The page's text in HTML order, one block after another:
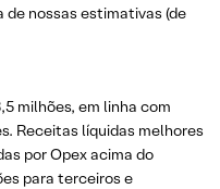
nossas estimativas (de
milhões, em linha com
Receitas líquidas melhores
por Opex acima do
para terceiros e